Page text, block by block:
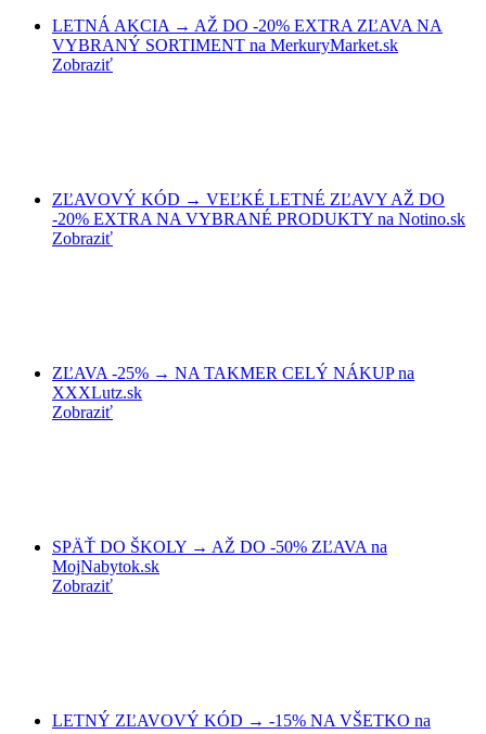
LETNÁ AKCIA → AŽ DO -20% EXTRA ZĽAVA NA
VYBRANÝ SORTIMENT na MerkuryMarket.sk
Zobraziť
ZĽAVOVÝ KÓD → VEĽKÉ LETNÉ ZĽAVY AŽ DO
-20% EXTRA NA VYBRANÉ PRODUKTY na Notino.sk
Zobraziť
ZĽAVA -25% → NA TAKMER CELÝ NÁKUP na
XXXLutz.sk
Zobraziť
SPÄŤ DO ŠKOLY → AŽ DO -50% ZĽAVA na
MojNabytok.sk
Zobraziť
LETNÝ ZĽAVOVÝ KÓD → -15% NA VŠETKO na